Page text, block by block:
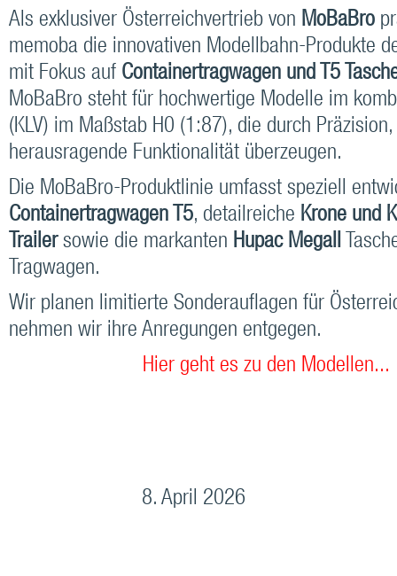
Als exklusiver Österreichvertrieb von MoBaBro
memoba die innovativen Modellbahn-Produkte
mit Fokus auf Containertragwagen und T5
MoBaBro steht für hochwertige Modelle im
(KLV) im Maßstab H0 (1:87), die durch
herausragende Funktionalität überzeugen.
Die MoBaBro-Produktlinie umfasst speziell
Containertragwagen T5, detailreiche Krone und
Trailersowie die markanten Hupac MegaII
Tragwagen.
Wir planen limitierte Sonderauflagen für
nehmen wir ihre Anregungen entgegen.
Hier geht es zu den Modellen...
8. April 2026